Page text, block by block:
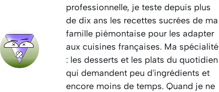
professionnelle, je teste depuis plus
de dix ans les recettes sucrées de ma
famille piémontaise pour les adapter
aux cuisines françaises. Ma spécialité
: les desserts et les plats du quotidien
qui demandent peu d'ingrédients et
encore moins de temps. Quand je ne